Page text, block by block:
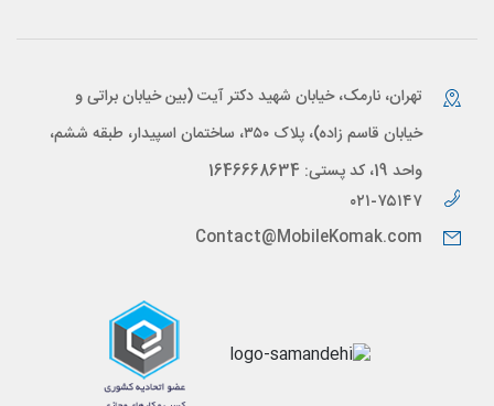
تهران، نارمک، خیابان شهید دکتر آیت (بین خیابان براتی و
خیابان قاسم زاده)، پلاک ۳۵۰، ساختمان اسپیدار، طبقه ششم،
واحد 19، کد پستی: 1646668634
۰۲۱-۷۵۱۴۷
Contact@MobileKomak.com